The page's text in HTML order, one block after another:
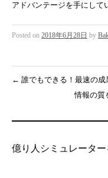
アドバンテージを手にして
Posted on 2018年6月28日 by
← 誰でもできる！最速の
情報の質
億り人シミュレーター